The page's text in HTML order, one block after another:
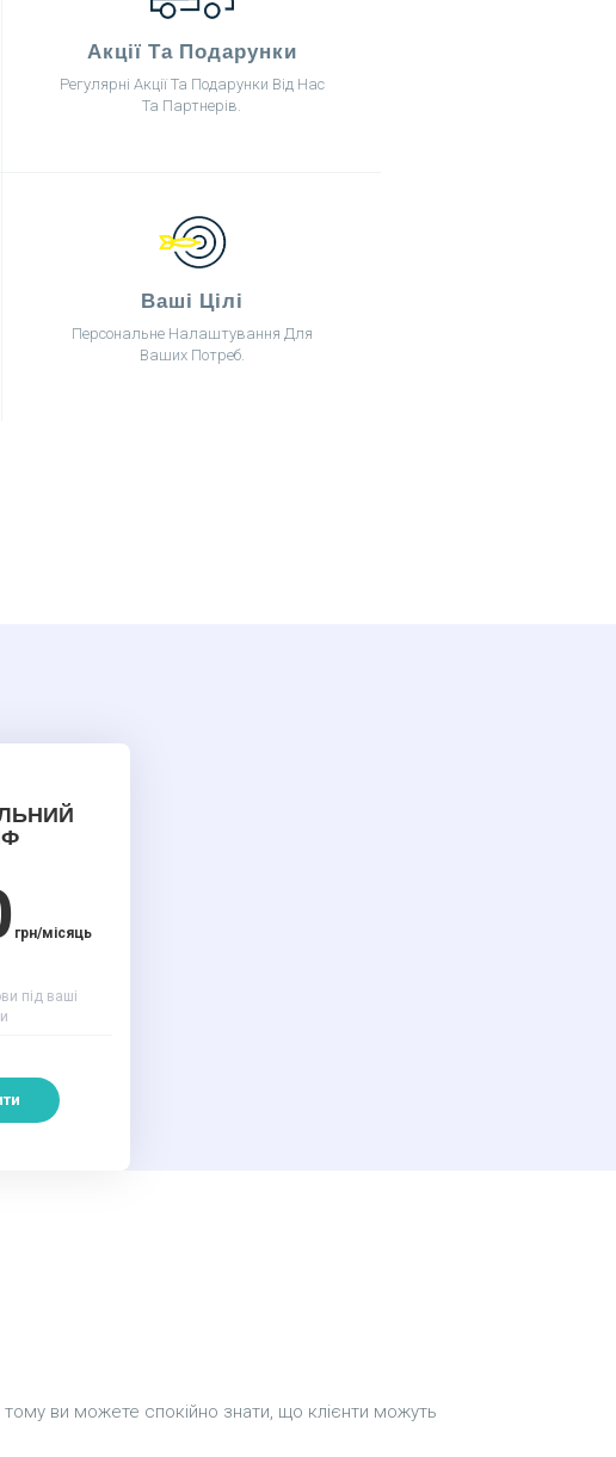
Акції Та Подарунки
Регулярні Акції Та Подарунки Від Нас
Та Партнерів.
Ваші Цілі
Персональне Налаштування Для
Ваших Потреб.
грн/місяць
під ваші
ви можете спокійно знати, що клієнти можуть